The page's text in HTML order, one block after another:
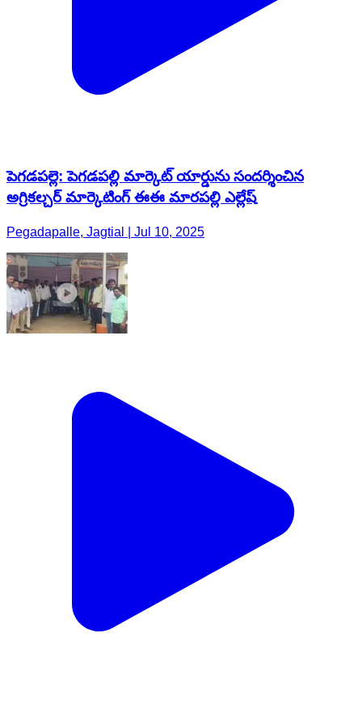
పెగడపల్లె: పెగడపల్లి మార్కెట్ యార్డును సందర్శించిన
అగ్రికల్చర్ మార్కెటింగ్ ఈఈ మారపల్లి ఎల్లేష్
Pegadapalle, Jagtial | Jul 10, 2025